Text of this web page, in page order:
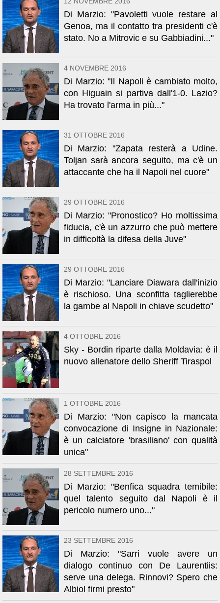
Di Marzio: "Pavoletti vuole restare al
Genoa, ma il contatto tra presidenti c'è
stato. No a Mitrovic e su Gabbiadini..."
4 NOVEMBRE 2016
Di Marzio: "Il Napoli è cambiato molto,
con Higuain si partiva dall'1-0. Lazio?
Ha trovato l'arma in più..."
31 OTTOBRE 2016
Di Marzio: "Zapata resterà a Udine.
Toljan sarà ancora seguito, ma c'è un
attaccante che ha il Napoli nel cuore"
29 OTTOBRE 2016
Di Marzio: "Pronostico? Ho moltissima
fiducia, c'è un azzurro che può mettere
in difficoltà la difesa della Juve"
29 OTTOBRE 2016
Di Marzio: "Lanciare Diawara dall'inizio
è rischioso. Una sconfitta taglierebbe
la gambe al Napoli in chiave scudetto"
4 OTTOBRE 2016
Sky - Bordin riparte dalla Moldavia: è il
nuovo allenatore dello Sheriff Tiraspol
1 OTTOBRE 2016
Di Marzio: "Non capisco la mancata
convocazione di Insigne in Nazionale:
è un calciatore 'brasiliano' con qualità
unica"
28 SETTEMBRE 2016
Di Marzio: "Benfica squadra temibile:
quel talento seguito dal Napoli è il
pericolo numero uno..."
23 SETTEMBRE 2016
Di Marzio: "Sarri vuole avere un
dialogo continuo con De Laurentiis:
serve una delega. Rinnovi? Spero che
Albiol firmi presto"